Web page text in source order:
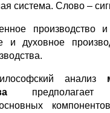
система. Слово –
производство и
и духовное
анализ
предполагает